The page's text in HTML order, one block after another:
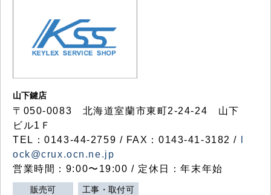
山下鍵店
〒050-0083 北海道室蘭市東町2-24-24 山下
ビル1Ｆ
TEL：0143-44-2759 / FAX：0143-41-3182 /
ock@crux.ocn.ne.jp
営業時間：9:00〜19:00 / 定休日：年末年始
販売可 工事・取付可